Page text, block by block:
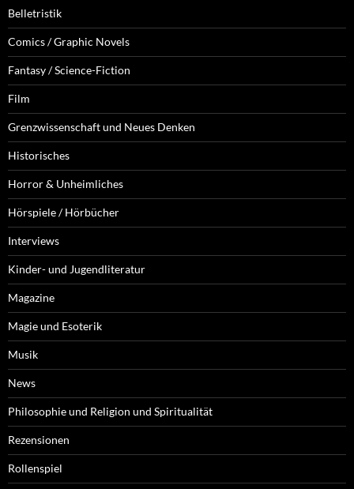
Belletristik
Comics / Graphic Novels
Fantasy / Science-Fiction
Film
Grenzwissenschaft und Neues Denken
Historisches
Horror & Unheimliches
Hörspiele / Hörbücher
Interviews
Kinder- und Jugendliteratur
Magazine
Magie und Esoterik
Musik
News
Philosophie und Religion und Spiritualität
Rezensionen
Rollenspiel